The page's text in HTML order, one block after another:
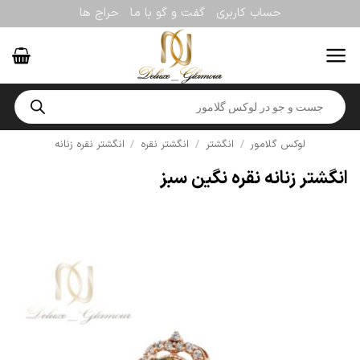
to
content
حساب کاربری گفت و گو با ما حراج ها
Products
search
لوکس گلامور / انگشتر / انگشتر نقره / انگشتر نقره زنانه
انگشتر زنانه نقره نگین سبز